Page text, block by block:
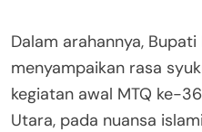
Dalam arahannya,
menyampaikan rasa
kegiatan awal MTQ ke-
Utara, pada nuansa